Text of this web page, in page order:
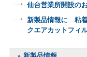
仙台営業所開設の
新製品情報に 粘着
クエアカットフィ